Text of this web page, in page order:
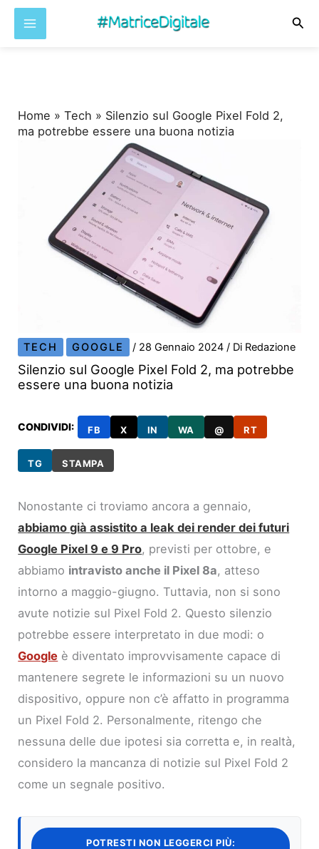
Home »Tech » Silenzio sul Google Pixel Fold 2,
ma potrebbe essere una buona notizia
TECH GOOGLE / 28 Gennaio 2024/ Di Redazione
Silenzio sul Google Pixel Fold 2, ma potrebbe
essere una buona notizia
CONDIVIDI: FB X IN WA @ RT
TG STAMPA
Nonostante ci troviamo ancora a gennaio,
abbiamo già assistito a leak dei render dei futuri
Google Pixel 9 e 9 Pro, previsti per ottobre, e
abbiamo intravisto anche il Pixel 8a, atteso
intorno a maggio-giugno. Tuttavia, non si sono
avute notizie sul Pixel Fold 2. Questo silenzio
potrebbe essere interpretato in due modi: o
Google è diventato improvvisamente capace di
mantenere segrete le informazioni su un nuovo
dispositivo, oppure non c’è affatto in programma
un Pixel Fold 2. Personalmente, ritengo che
nessuna delle due ipotesi sia corretta e, in realtà,
considero la mancanza di notizie sul Pixel Fold 2
come un segnale positivo.
POTRESTI NON LEGGERCI PIÙ: